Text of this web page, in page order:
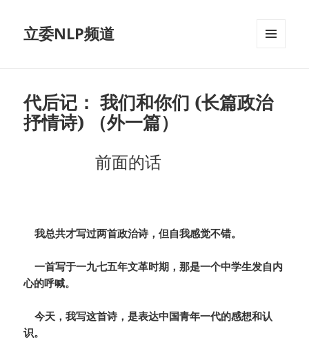
立委NLP频道
代后记： 我们和你们 (长篇政治
抒情诗) （外一篇）
前面的话
我总共才写过两首政治诗，但自我感觉不错。
一首写于一九七五年文革时期，那是一个中学生发自内
心的呼喊。
今天，我写这首诗，是表达中国青年一代的感想和认
识。